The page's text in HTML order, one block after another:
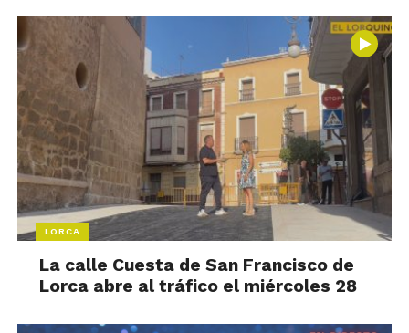
LORCA
La calle Cuesta de San Francisco de
Lorca abre al tráfico el miércoles 28